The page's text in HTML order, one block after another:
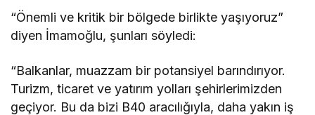
“Önemli ve kritik bir bölgede birlikte yaşıyoruz”
diyen İmamoğlu, şunları söyledi:
“Balkanlar, muazzam bir potansiyel barındırıyor.
Turizm, ticaret ve yatırım yolları şehirlerimizden
geçiyor. Bu da bizi B40 aracılığıyla, daha yakın iş